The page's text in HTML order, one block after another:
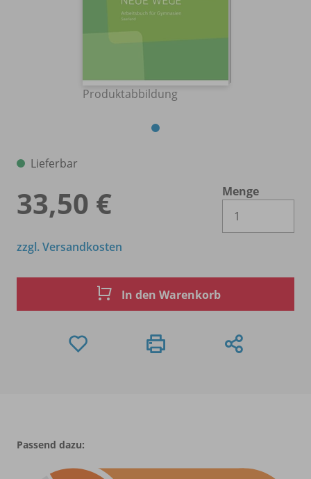
Produktabbildung
Lieferbar
33,50 €
Menge
zzgl. Versandkosten
In den Warenkorb
Passend dazu: